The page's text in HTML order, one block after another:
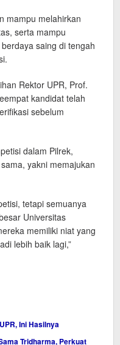
mampu melahirkan
serta mampu
saing di tengah
Rektor UPR, Prof.
kandidat telah
sebelum
dalam Pilrek,
yakni memajukan
tetapi semuanya
Universitas
memiliki niat yang
lebih baik lagi,”
Ini Hasilnya
Tridharma, Perkuat